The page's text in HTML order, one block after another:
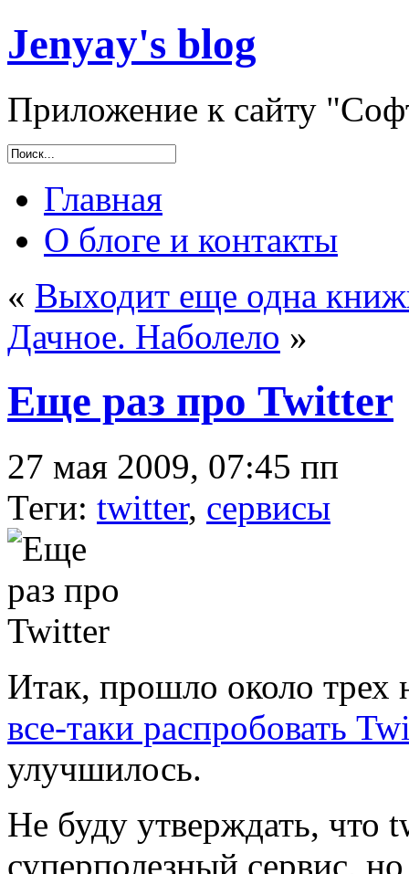
Jenyay's blog
Приложение к сайту
Главная
О блоге и контакты
« Выходит еще одна
Дачное. Наболело »
Еще раз про Twitter
27 мая 2009, 07:45 пп
Теги: twitter, сервисы
Итак, прошло около трех
все-таки распробовать
улучшилось.
Не буду утверждать, что
суперполезный сервис,